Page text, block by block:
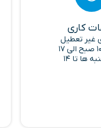
کاری
غیر تعطیل
ها تا 14